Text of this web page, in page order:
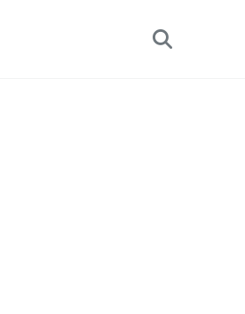
Toggle